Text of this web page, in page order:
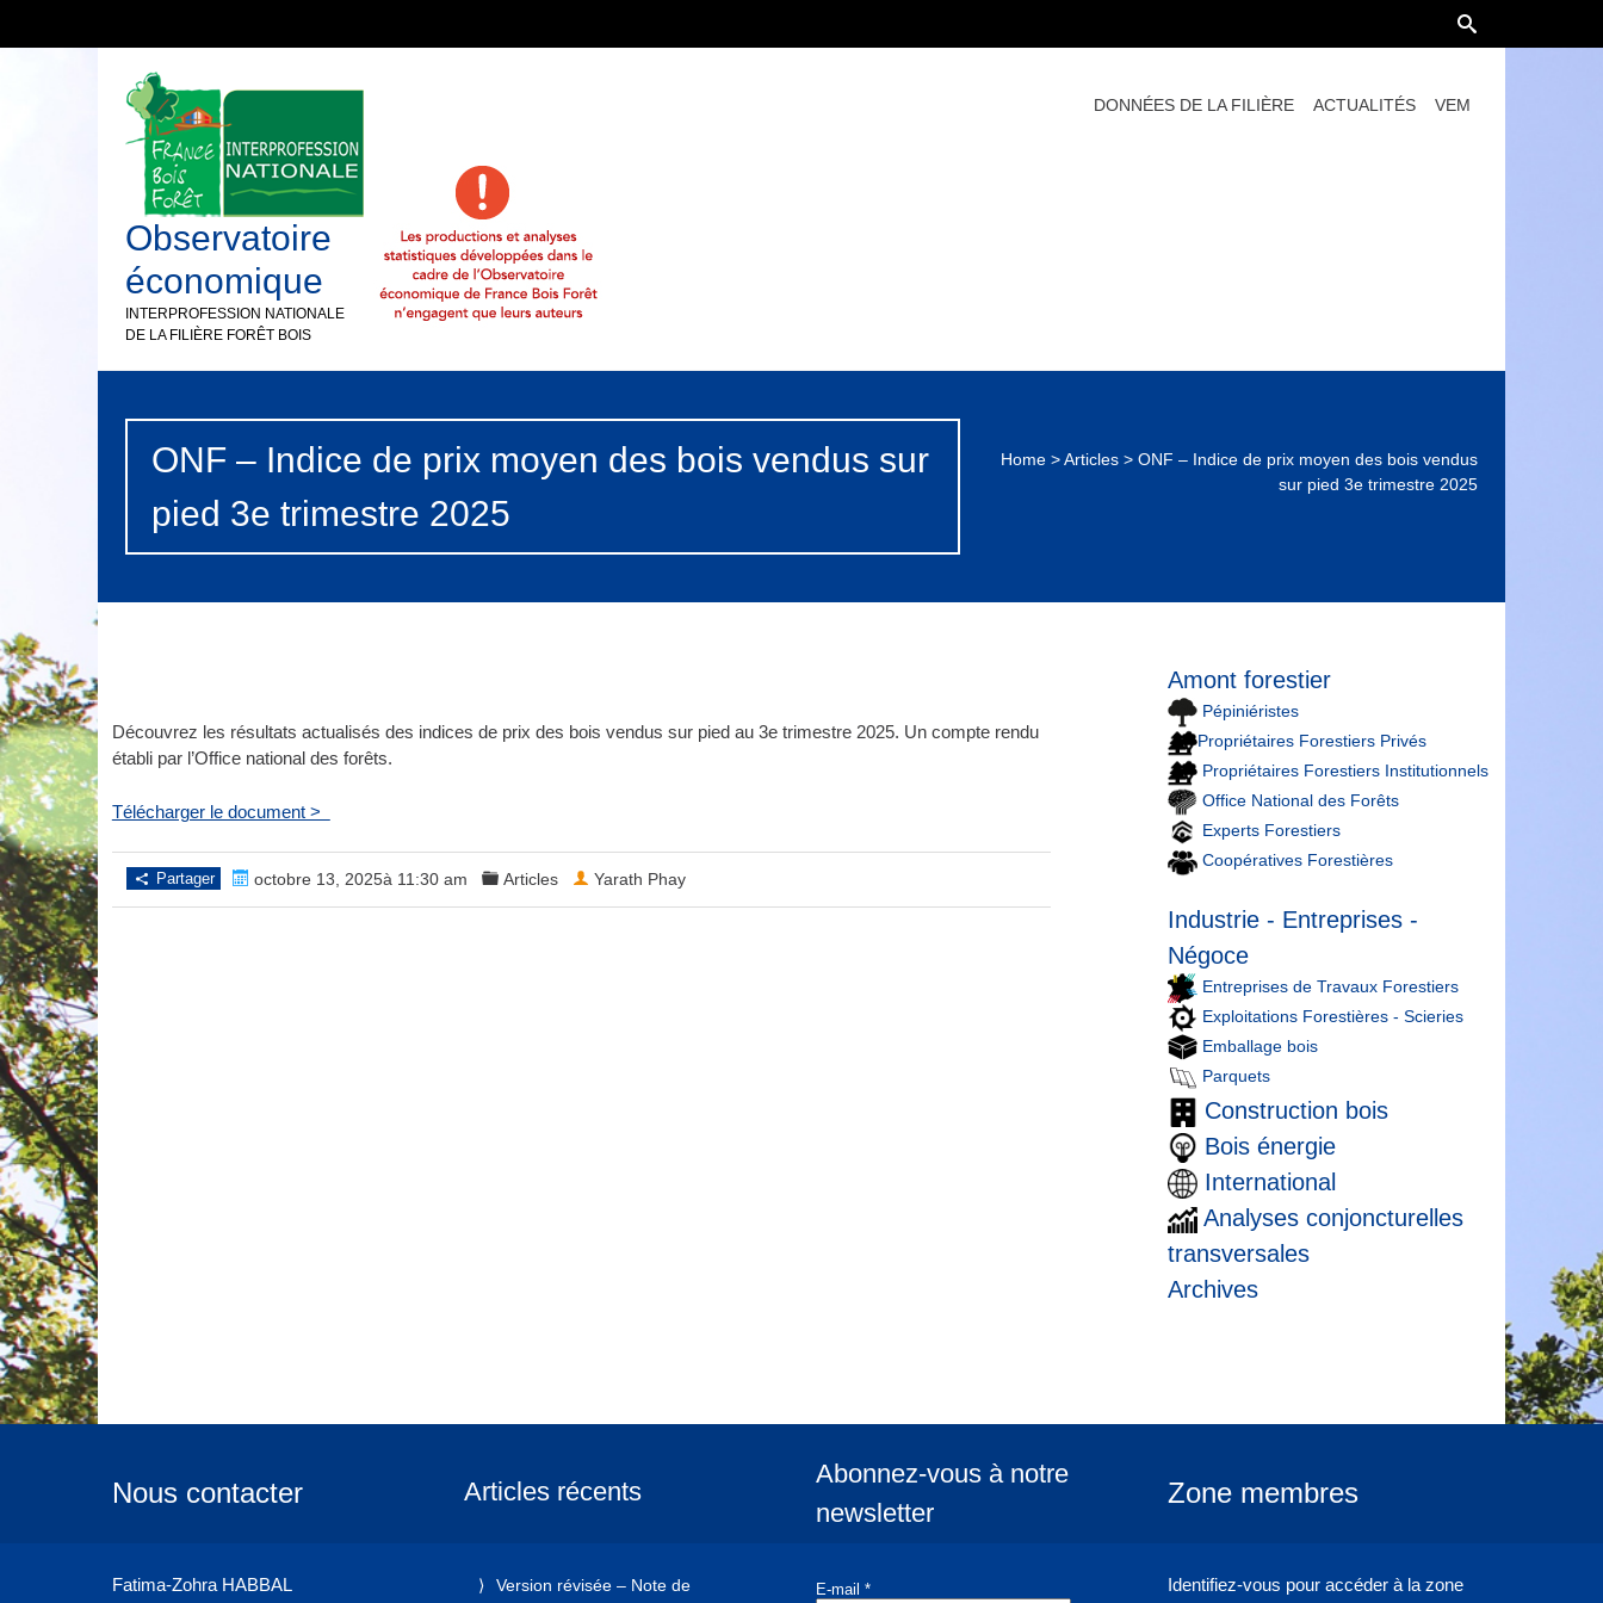
Observatoire
économique
INTERPROFESSION NATIONALE
DE LA FILIÈRE FORÊT BOIS
DONNÉES DE LA FILIÈRE ACTUALITÉS VEM
ONF – Indice de prix moyen des bois vendus sur
pied 3e trimestre 2025
Home>Articles> ONF – Indice de prix moyen des bois vendus
sur pied 3e trimestre 2025
Découvrez les résultats actualisés des indices de prix des bois vendus sur pied au 3e trimestre 2025. Un compte rendu
établi par l’Office national des forêts.
Télécharger le document >
Partager octobre 13, 2025à 11:30 am Articles Yarath Phay
Amont forestier
Pépiniéristes
Propriétaires Forestiers Privés
Propriétaires Forestiers Institutionnels
Office National des Forêts
Experts Forestiers
Coopératives Forestières
Industrie - Entreprises -
Négoce
Entreprises de Travaux Forestiers
Exploitations Forestières - Scieries
Emballage bois
Parquets
Construction bois
Bois énergie
International
Analyses conjoncturelles
transversales
Archives
Nous contacter
Fatima-Zohra HABBAL
Articles récents
Version révisée – Note de
Abonnez-vous à notre
newsletter
E-mail *
Zone membres
Identifiez-vous pour accéder à la zone